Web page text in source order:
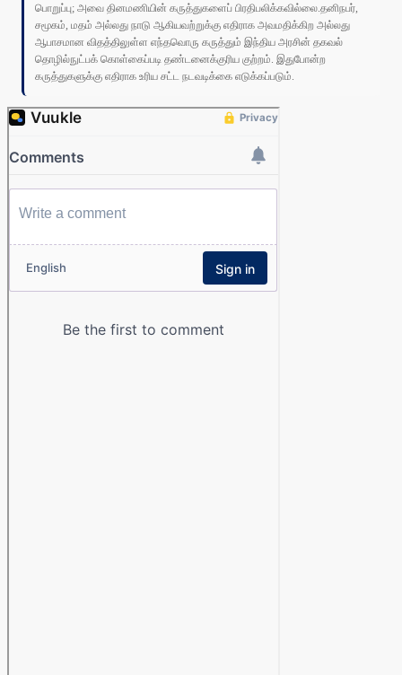
பொறுப்பு; அவை தினமணியின் கருத்துகளைப் பிரதிபலிக்கவில்லை.தனிநபர்,
சமூகம், மதம் அல்லது நாடு ஆகியவற்றுக்கு எதிராக அவமதிக்கிற அல்லது
ஆபாசமான விதத்திலுள்ள எந்தவொரு கருத்தும் இந்திய அரசின் தகவல்
தொழில்நுட்பக் கொள்கைப்படி தண்டனைக்குரிய குற்றம். இதுபோன்ற
கருத்துகளுக்கு எதிராக உரிய சட்ட நடவடிக்கை எடுக்கப்படும்.